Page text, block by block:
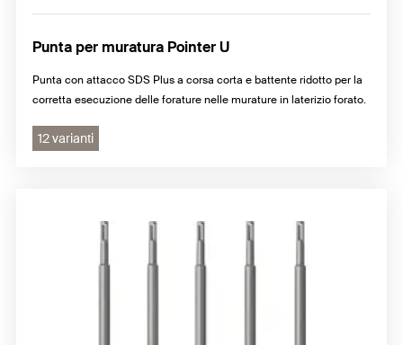
Punta per muratura Pointer U
Punta con attacco SDS Plus a corsa corta e battente ridotto per la
corretta esecuzione delle forature nelle murature in laterizio forato.
12 varianti